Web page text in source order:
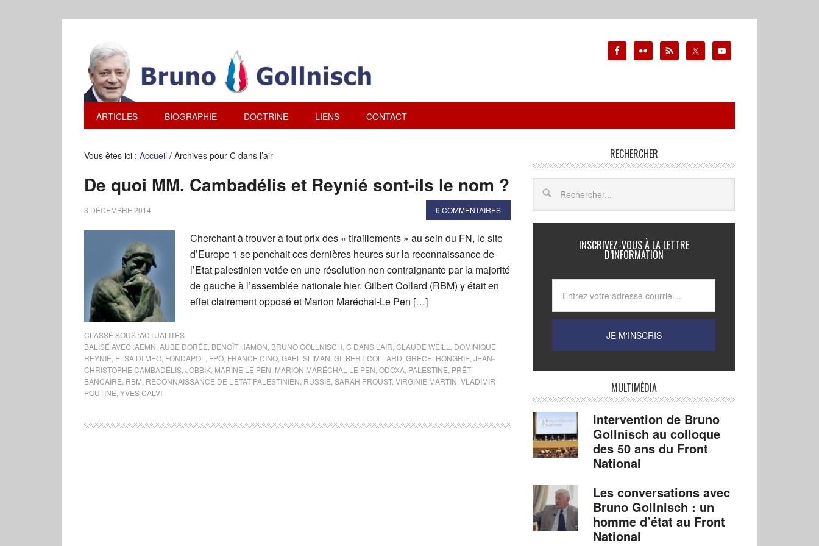
ARTICLES BIOGRAPHIE DOCTRINE LIENS CONTACT
Vous êtes ici : Accueil / Archives pour C dans l’air
De quoi MM. Cambadélis et Reynié sont-ils le nom ?
3 DÉCEMBRE 2014 6 COMMENTAIRES
Cherchant à trouver à tout prix des « tiraillements » au sein du FN, le site
d’Europe 1 se penchait ces dernières heures sur la reconnaissance de
l’Etat palestinien votée en une résolution non contraignante par la majorité
de gauche à l’assemblée nationale hier. Gilbert Collard (RBM) y était en
effet clairement opposé et Marion Maréchal-Le Pen […]
CLASSÉ SOUS :ACTUALITÉS
BALISÉ AVEC :AEMN AUBE DORÉE BENOÎT HAMON BRUNO GOLLNISCH C DANS L’AIR CLAUDE WEILL
DOMINIQUE
REYNIÉ ELSA DI MEO FONDAPOL FPÖ FRANCE CINQ GAËL SLIMAN GILBERT COLLARD GRÈCE HONGRIE JEAN-
CHRISTOPHE CAMBADÉLIS JOBBIK MARINE LE PEN MARION MARÉCHAL-LE PEN ODOXA PALESTINE PRÊT
BANCAIRE RBM RECONNAISSANCE DE L’ETAT PALESTINIEN RUSSIE SARAH PROUST, VIRGINIE MARTIN VLADIMIR
POUTINE YVES CALVI
RECHERCHER
INSCRIVEZ-VOUS À LA LETTRE
D’INFORMATION
MULTIMÉDIA
Intervention de Bruno
Gollnisch au colloque
des 50 ans du Front
National
Les conversations avec
Bruno Gollnisch : un
homme d’état au Front
National